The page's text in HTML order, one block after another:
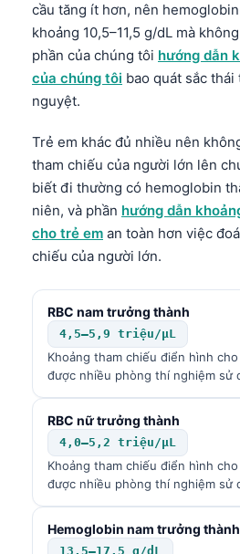
cầu tăng ít hơn, nên
khoảng 10,5–11,5 g/dL mà
phần của chúng tôi hướng dẫn
của chúng tôi bao quát sắc
nguyệt.
Trẻ em khác đủ nhiều nên
tham chiếu của người lớn lên
biết đi thường có hemoglobin
niên, và phần hướng dẫn
cho trẻ em an toàn hơn việc
chiếu của người lớn.
RBC nam trưởng thành
4,5–5,9 triệu/µL
Khoảng tham chiếu điển hình
được nhiều phòng thí nghiệm sử
RBC nữ trưởng thành
4,0–5,2 triệu/µL
Khoảng tham chiếu điển hình
được nhiều phòng thí nghiệm sử
Hemoglobin nam trưởng thành
13.5–17.5 g/dL